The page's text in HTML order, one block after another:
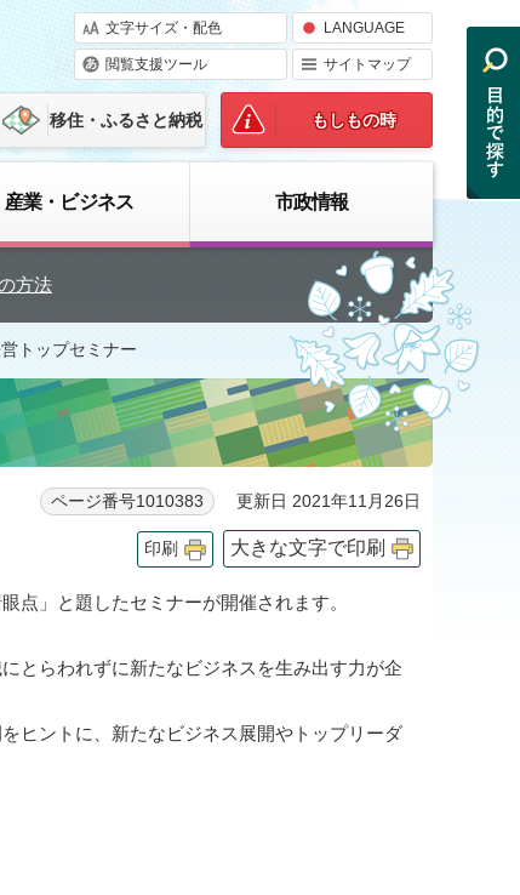
文字サイズ・配色 LANGUAGE
閲覧支援ツール サイトマップ
移住・ふるさと納税 もしもの時
産業・ビジネス 市政情報
方法
トップセミナー
ページ番号1010383 更新日 2021年11月26日
印刷 大きな文字で印刷
」と題したセミナーが開催されます。
とらわれずに新たなビジネスを生み出す力が企
ヒントに、新たなビジネス展開やトップリーダ